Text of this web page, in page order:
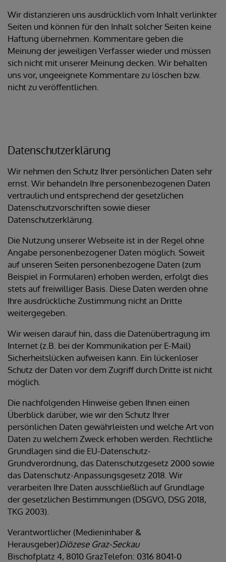
Wir distanzieren uns ausdrücklich vom Inhalt verlinkter
Seiten und können für den Inhalt solcher Seiten keine
Haftung übernehmen. Kommentare geben die
Meinung der jeweiligen Verfasser wieder und müssen
sich nicht mit unserer Meinung decken. Wir behalten
uns vor, ungeeignete Kommentare zu löschen bzw.
nicht zu veröffentlichen.
Datenschutzerklärung
Wir nehmen den Schutz Ihrer persönlichen Daten sehr
ernst. Wir behandeln Ihre personenbezogenen Daten
vertraulich und entsprechend der gesetzlichen
Datenschutzvorschriften sowie dieser
Datenschutzerklärung.
Die Nutzung unserer Webseite ist in der Regel ohne
Angabe personenbezogener Daten möglich. Soweit
auf unseren Seiten personenbezogene Daten (zum
Beispiel in Formularen) erhoben werden, erfolgt dies
stets auf freiwilliger Basis. Diese Daten werden ohne
Ihre ausdrückliche Zustimmung nicht an Dritte
weitergegeben.
Wir weisen darauf hin, dass die Datenübertragung im
Internet (z.B. bei der Kommunikation per E-Mail)
Sicherheitslücken aufweisen kann. Ein lückenloser
Schutz der Daten vor dem Zugriff durch Dritte ist nicht
möglich.
Die nachfolgenden Hinweise geben Ihnen einen
Überblick darüber, wie wir den Schutz Ihrer
persönlichen Daten gewährleisten und welche Art von
Daten zu welchem Zweck erhoben werden. Rechtliche
Grundlagen sind die EU-Datenschutz-
Grundverordnung, das Datenschutzgesetz 2000 sowie
das Datenschutz-Anpassungsgesetz 2018. Wir
verarbeiten Ihre Daten ausschließlich auf Grundlage
der gesetzlichen Bestimmungen (DSGVO, DSG 2018,
TKG 2003).
Verantwortlicher (Medieninhaber &
Herausgeber)Diözese Graz-Seckau
Bischofplatz 4, 8010 GrazTelefon: 0316 8041-0